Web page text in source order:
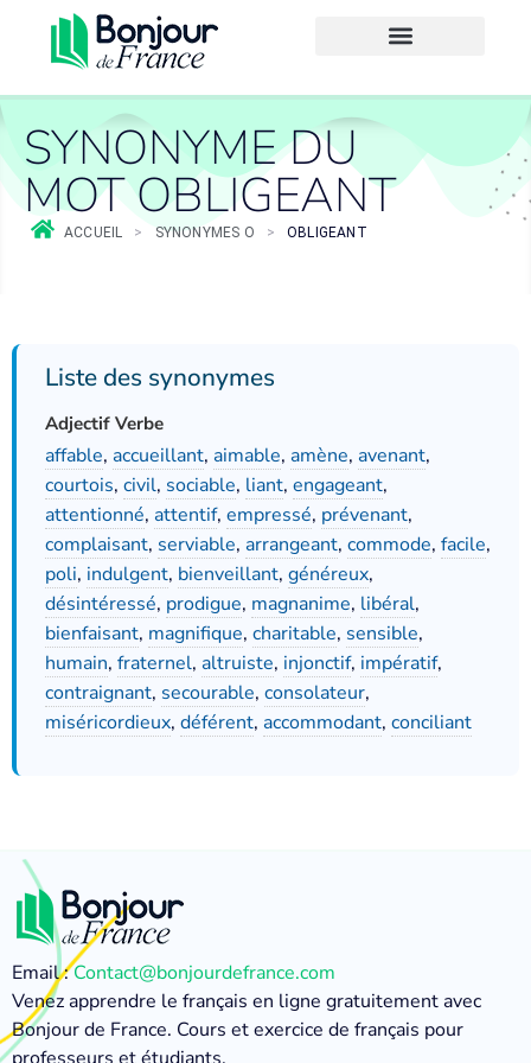
SYNONYME DU
MOT OBLIGEANT
ACCUEIL > SYNONYMES O > OBLIGEANT
Liste des synonymes
Adjectif Verbe
affable, accueillant, aimable, amène, avenant,
courtois, civil, sociable, liant, engageant,
attentionné, attentif, empressé, prévenant,
complaisant, serviable, arrangeant, commode, facile,
poli, indulgent, bienveillant, généreux,
désintéressé, prodigue, magnanime, libéral,
bienfaisant, magnifique, charitable, sensible,
humain, fraternel, altruiste, injonctif, impératif,
contraignant, secourable, consolateur,
miséricordieux, déférent, accommodant, conciliant
Email :Contact@bonjourdefrance.com
Venez apprendre le français en ligne gratuitement avec
Bonjour de France. Cours et exercice de français pour